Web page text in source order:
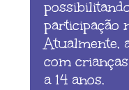
participação
Atualmente,
com
a 14 anos.